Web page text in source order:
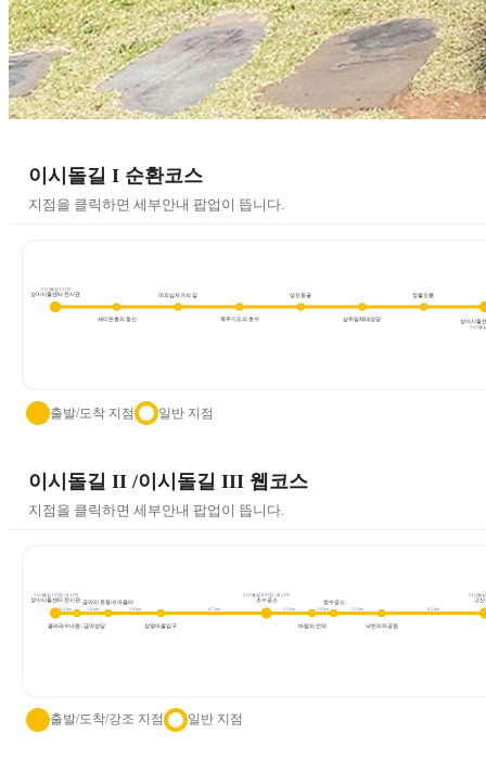
이시돌길 I 순환코스
지점을 클릭하면 세부안내 팝업이 뜹니다.
성이시돌센터 전시관
이시돌길 I 시작
새미은총의 동산
야외십자가의 길
묵주기도의 호수
성모동굴
삼위일체대성당
정물오름
성이시돌
이시돌
출발/도착 지점 일반 지점
이시돌길 II /이시돌길 III 웹코스
지점을 클릭하면 세부안내 팝업이 뜹니다.
0.4 km
성이시돌센터 전시관
이시돌길 I 마침 / II 시작
1.8 km
클라라수녀원 / 금악성당
2.9 km
금악리 웃동네 마을터
6.7 km
상명마을입구
2.3 km
조수공소
이시돌길 II 마침 / III 시작
1.0 km
바람의 언덕
2.5 km
청수공소
6.2 km
낙천의자공원
고산
이시돌
출발/도착/강조 지점 일반 지점